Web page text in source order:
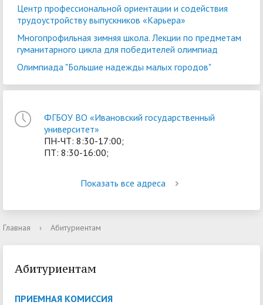
Центр профессиональной ориентации и содействия
трудоустройству выпускников «Карьера»
Многопрофильная зимняя школа. Лекции по предметам
гуманитарного цикла для победителей олимпиад
Олимпиада "Большие надежды малых городов"
ФГБОУ ВО «Ивановский государственный
университет»
ПН-ЧТ: 8:30-17:00;
ПТ: 8:30-16:00;
Показать все адреса
Главная › Абитуриентам
Абитуриентам
ПРИЕМНАЯ КОМИССИЯ